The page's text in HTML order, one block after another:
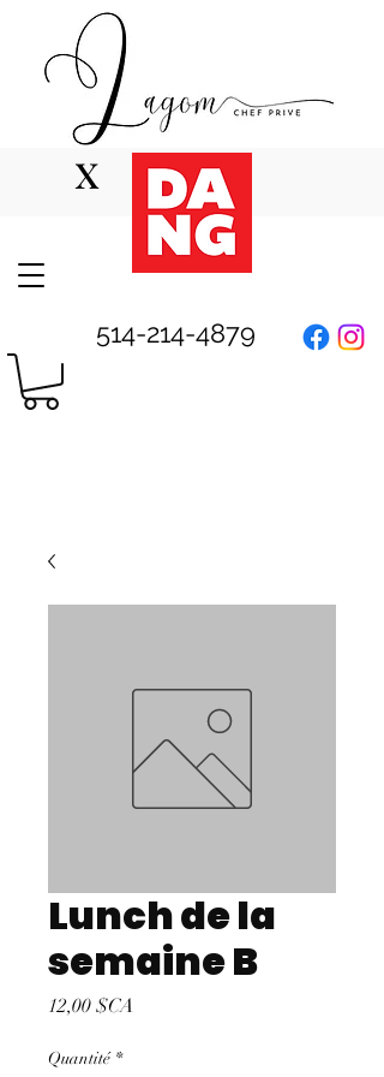
x
514-214-4879
Lunch de la
semaine B
12,00 $CA
Quantité *